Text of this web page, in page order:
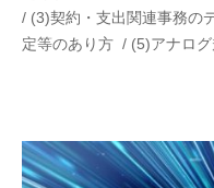
/ (3)契約・支出関連事務の
定等のあり方 / (5)アナログ